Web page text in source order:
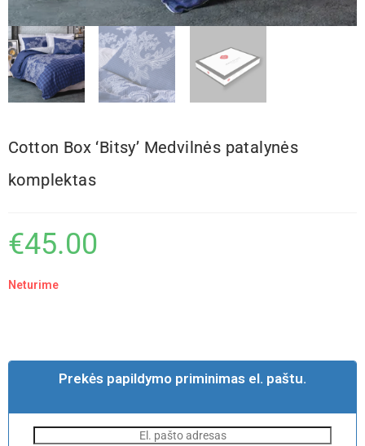
Cotton Box ‘Bitsy’ Medvilnės patalynės
komplektas
€45.00
Neturime
Prekės papildymo priminimas el. paštu.